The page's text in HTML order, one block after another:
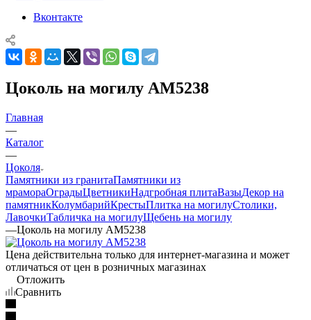
Вконтакте
Цоколь на могилу AM5238
Главная
—
Каталог
—
Цоколя
Памятники из гранитаПамятники из
мрамораОградыЦветникиНадгробная плитаВазыДекор на
памятникКолумбарийКрестыПлитка на могилуСтолики,
ЛавочкиТабличка на могилуЩебень на могилу
—Цоколь на могилу AM5238
Цена действительна только для интернет-магазина и может
отличаться от цен в розничных магазинах
Отложить
Сравнить